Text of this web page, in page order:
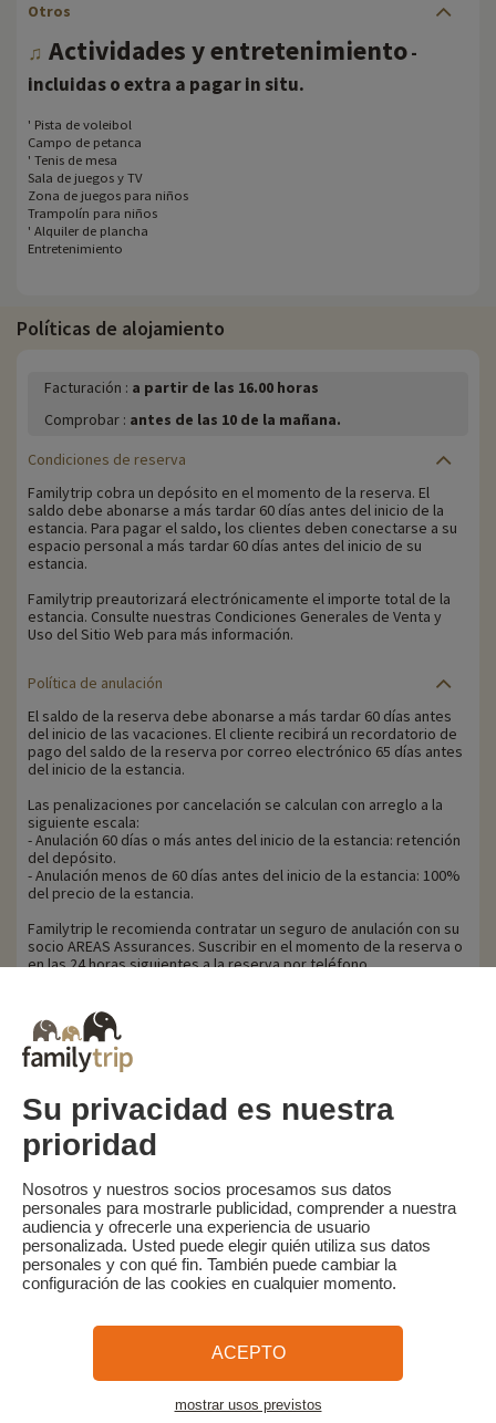
Otros
♫ Actividades y entretenimiento-
incluidas o extra a pagar in situ.
' Pista de voleibol
Campo de petanca
' Tenis de mesa
Sala de juegos y TV
Zona de juegos para niños
Trampolín para niños
' Alquiler de plancha
Entretenimiento
Políticas de alojamiento
Facturación : a partir de las 16.00 horas
Comprobar : antes de las 10 de la mañana.
Condiciones de reserva
Familytrip cobra un depósito en el momento de la reserva. El
saldo debe abonarse a más tardar 60 días antes del inicio de la
estancia. Para pagar el saldo, los clientes deben conectarse a su
espacio personal a más tardar 60 días antes del inicio de su
estancia.
Familytrip preautorizará electrónicamente el importe total de la
estancia. Consulte nuestras Condiciones Generales de Venta y
Uso del Sitio Web para más información.
Política de anulación
El saldo de la reserva debe abonarse a más tardar 60 días antes
del inicio de las vacaciones. El cliente recibirá un recordatorio de
pago del saldo de la reserva por correo electrónico 65 días antes
del inicio de la estancia.
Las penalizaciones por cancelación se calculan con arreglo a la
siguiente escala:
- Anulación 60 días o más antes del inicio de la estancia: retención
del depósito.
- Anulación menos de 60 días antes del inicio de la estancia: 100%
del precio de la estancia.
Familytrip le recomienda contratar un seguro de anulación con su
socio AREAS Assurances. Suscribir en el momento de la reserva o
en las 24 horas siguientes a la reserva por teléfono.
anulación, VACAF retirará su ayuda y se aplicarán las
penalizaciones por anulación anteriormente mencionadas sobre
el importe total de la estancia.
Familytrip
¿Quiénes somos?
Condiciones generales y política de privacidad
Lo que la prensa dice de nosotros
Socios FAQ Blog Mapa del sitio
Pago seguro dirigido por Sooyoos
¿Necesitas ayuda?
Su privacidad es nuestra
prioridad
Nosotros y nuestros socios procesamos sus datos
personales para mostrarle publicidad, comprender a nuestra
audiencia y ofrecerle una experiencia de usuario
personalizada. Usted puede elegir quién utiliza sus datos
personales y con qué fin. También puede cambiar la
configuración de las cookies en cualquier momento.
ACEPTO
mostrar usos previstos